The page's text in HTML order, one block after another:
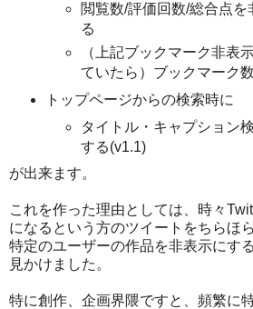
閲覧数/評価回数/総合点を
る
（上記ブックマーク非表
ていたら）ブックマーク
トップページからの検索時に
タイトル・キャプション
する(v1.1)
が出来ます。
これを作った理由としては、時々
になるという方のツイートをちらほ
特定のユーザーの作品を非表示にす
見かけました。
特に創作、企画界隈ですと、頻繁に